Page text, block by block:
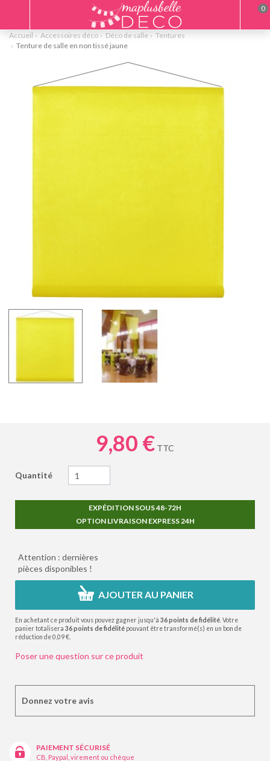
Accueil Accessoires déco Déco de salle
Tentures
Tenture de salle en non tissé jaune
9,80 € TTC
Quantité
EXPÉDITION SOUS 48-72H
OPTION LIVRAISON EXPRESS 24H
Attention : dernières
pièces disponibles !
AJOUTER AU PANIER
En achetant ce produit vous pouvez gagner jusqu'à 36points de fidélité . Votre
panier totalisera 36points de fidélité pouvant être transformé(s) en un bon de
réduction de0,09 €
Poser une question sur ce produit
Donnez votre avis
PAIEMENT SÉCURISÉ
CB, Paypal, virement ou chèque
0